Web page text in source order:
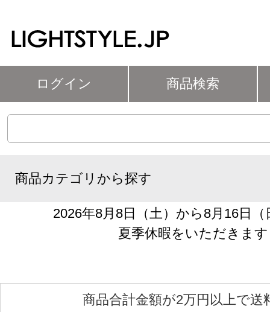
ログイン 商品検索
商品カテゴリから探す
2026年8月8日（土）から8月16日
夏季休暇をいただきます
商品合計金額が2万円以上で送